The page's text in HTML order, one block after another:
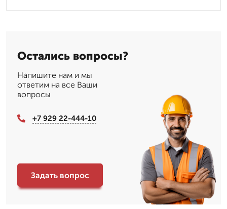
Остались вопросы?
Напишите нам и мы
ответим на все Ваши
вопросы
+7 929 22-444-10
Задать вопрос